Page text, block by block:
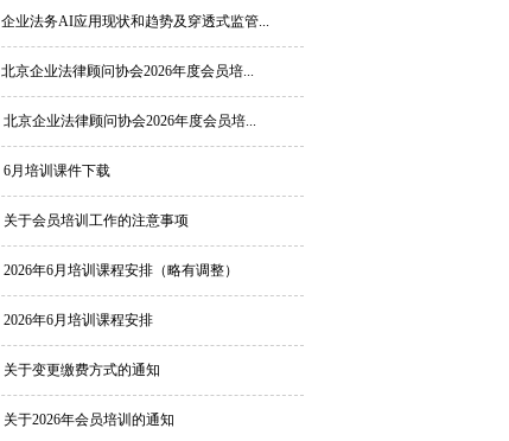
企业法务AI应用现状和趋势及穿透式监管...
北京企业法律顾问协会2026年度会员培...
北京企业法律顾问协会2026年度会员培...
6月培训课件下载
关于会员培训工作的注意事项
2026年6月培训课程安排（略有调整）
2026年6月培训课程安排
关于变更缴费方式的通知
关于2026年会员培训的通知